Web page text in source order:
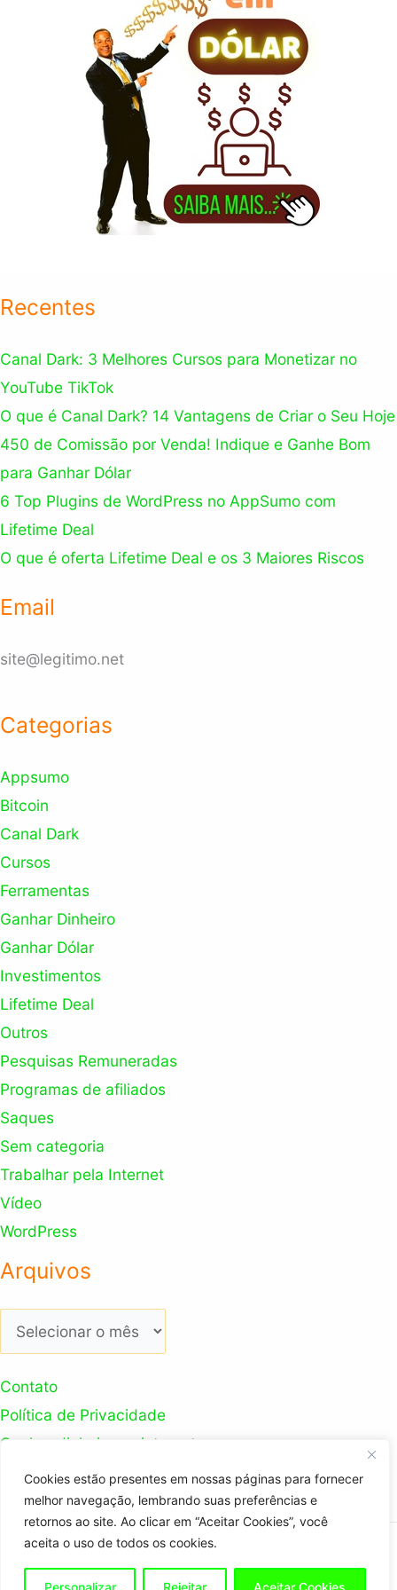
Cookies estão presentes em nossas páginas para fornecer
melhor navegação, lembrando suas preferências e
retornos ao site. Ao clicar em “Aceitar Cookies”, você
aceita o uso de todos os cookies.
Personalizar Rejeitar Aceitar Cookies
Recentes
Canal Dark: 3 Melhores Cursos para Monetizar no
YouTube TikTok
O que é Canal Dark? 14 Vantagens de Criar o Seu Hoje
450 de Comissão por Venda! Indique e Ganhe Bom
para Ganhar Dólar
6 Top Plugins de WordPress no AppSumo com
Lifetime Deal
O que é oferta Lifetime Deal e os 3 Maiores Riscos
Email
site@legitimo.net
Categorias
Appsumo
Bitcoin
Canal Dark
Cursos
Ferramentas
Ganhar Dinheiro
Ganhar Dólar
Investimentos
Lifetime Deal
Outros
Pesquisas Remuneradas
Programas de afiliados
Saques
Sem categoria
Trabalhar pela Internet
Vídeo
WordPress
Arquivos
Arquivos
Contato
Política de Privacidade
Ganhar dinheiro na internet
Nosso Canal Youtube